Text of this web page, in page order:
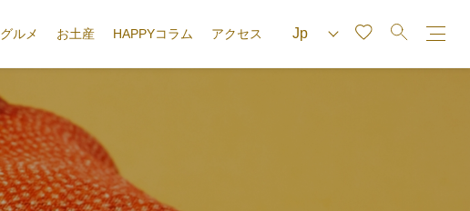
グルメ お土産 HAPPYコラム アクセス